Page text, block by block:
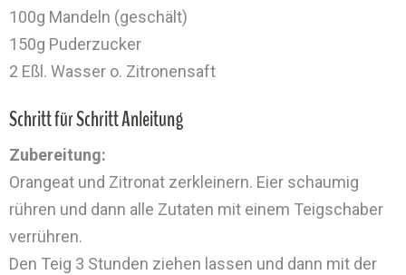
100g Mandeln (geschält)
150g Puderzucker
2 Eßl. Wasser o. Zitronensaft
Schritt für Schritt Anleitung
Zubereitung:
Orangeat und Zitronat zerkleinern. Eier schaumig
rühren und dann alle Zutaten mit einem Teigschaber
verrühren.
Den Teig 3 Stunden ziehen lassen und dann mit der